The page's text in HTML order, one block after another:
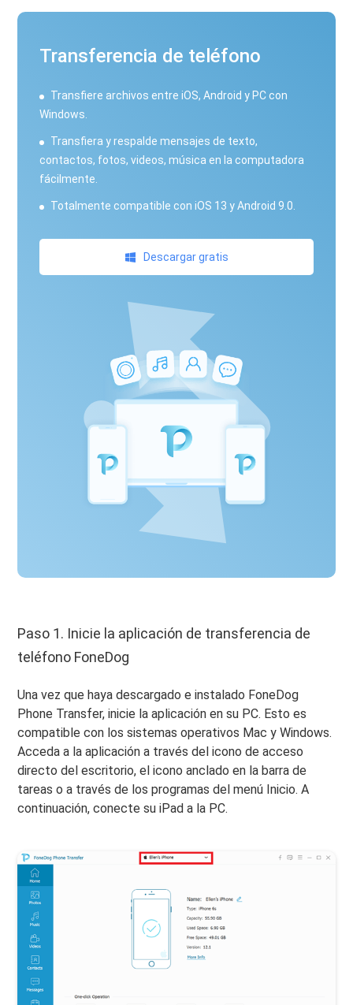
Transferencia de teléfono
Transfiere archivos entre iOS, Android y PC con
Windows.
Transfiera y respalde mensajes de texto,
contactos, fotos, videos, música en la computadora
fácilmente.
Totalmente compatible con iOS 13 y Android 9.0.
Descargar gratis
Paso 1. Inicie la aplicación de transferencia de
teléfono FoneDog
Una vez que haya descargado e instalado FoneDog
Phone Transfer, inicie la aplicación en su PC. Esto es
compatible con los sistemas operativos Mac y Windows.
Acceda a la aplicación a través del icono de acceso
directo del escritorio, el icono anclado en la barra de
tareas o a través de los programas del menú Inicio. A
continuación, conecte su iPad a la PC.